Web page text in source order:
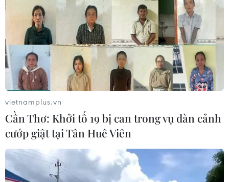
vietnamplus.vn
Cần Thơ: Khởi tố 19 bị can trong vụ dàn cảnh
cướp giật tại Tân Huê Viên